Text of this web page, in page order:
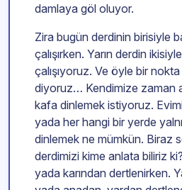
damlaya göl oluyor.
Zira bugün derdinin birisiyle
çalışırken. Yarın derdin
çalışıyoruz. Ve öyle bir
diyoruz… Kendimize zaman
kafa dinlemek istiyoruz.
yada her hangi bir yerde
dinlemek ne mümkün. Biraz
derdimizi kime anlata biliriz
yada karından dertlenirken.